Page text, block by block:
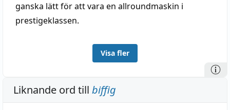
ganska lätt för att vara en allroundmaskin i
prestigeklassen.
Visa fler
Liknande ord till biffig